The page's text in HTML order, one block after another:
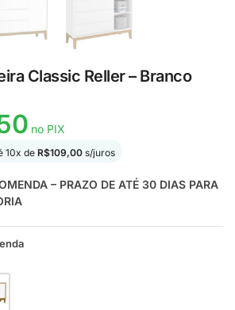
Classic Reller – Branco
no PIX
10x de R$109,00 s/juros
– PRAZO DE ATÉ 30 DIAS PARA